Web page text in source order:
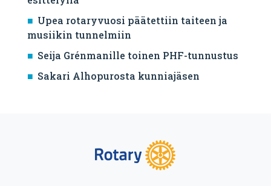
Upea rotaryvuosi päätettiin taiteen ja
musiikin tunnelmiin
Seija Grénmanille toinen PHF-tunnustus
Sakari Alhopurosta kunniajäsen